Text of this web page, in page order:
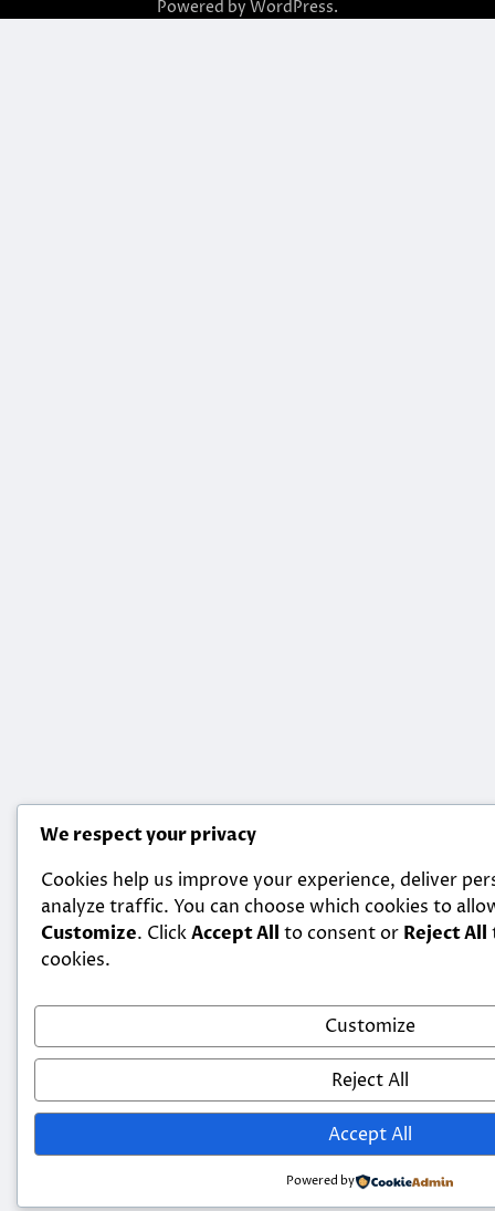
Powered by WordPress.
We respect your privacy
Cookies help us improve your experience, deliver
analyze traffic. You can choose which cookies to
Customize. ClickAccept All to consent or Reject All
cookies.
Customize
Reject All
Accept All
Powered by